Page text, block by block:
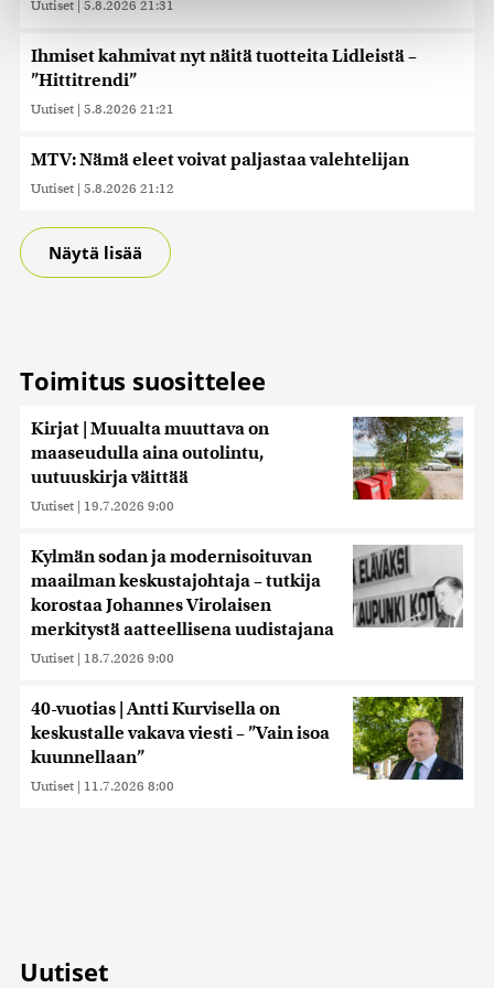
Käytämme evästeitä tarjoamamme sisällön ja mainosten
tukemiseen ja kävijämäärämme analysoimiseen. Lisäksi
jaamme sosiaalisen median, mainosalan ja analytiikka-
alan kumppaneillemme tietoja siitä, miten käytät
tietoja muihin tietoihin, joita olet antanut heille tai joita on
kerätty, kun olet käyttänyt heidän palvelujaan. Tietoja
saatetaan myös siirtää ulkomaille.
Uutiset | 5.8.2026 21:31
Ihmiset kahmivat nyt näitä tuotteita Lidleistä –
”Hittitrendi”
Uutiset | 5.8.2026 21:21
MTV: Nämä eleet voivat paljastaa valehtelijan
Uutiset | 5.8.2026 21:12
Näytä lisää
Toimitus suosittelee
Kirjat | Muualta muuttava on
maaseudulla aina outolintu,
uutuuskirja väittää
Uutiset | 19.7.2026 9:00
Kylmän sodan ja modernisoituvan
maailman keskustajohtaja – tutkija
korostaa Johannes Virolaisen
merkitystä aatteellisena uudistajana
Uutiset | 18.7.2026 9:00
40-vuotias | Antti Kurvisella on
keskustalle vakava viesti – ”Vain isoa
kuunnellaan”
Uutiset | 11.7.2026 8:00
Uutiset